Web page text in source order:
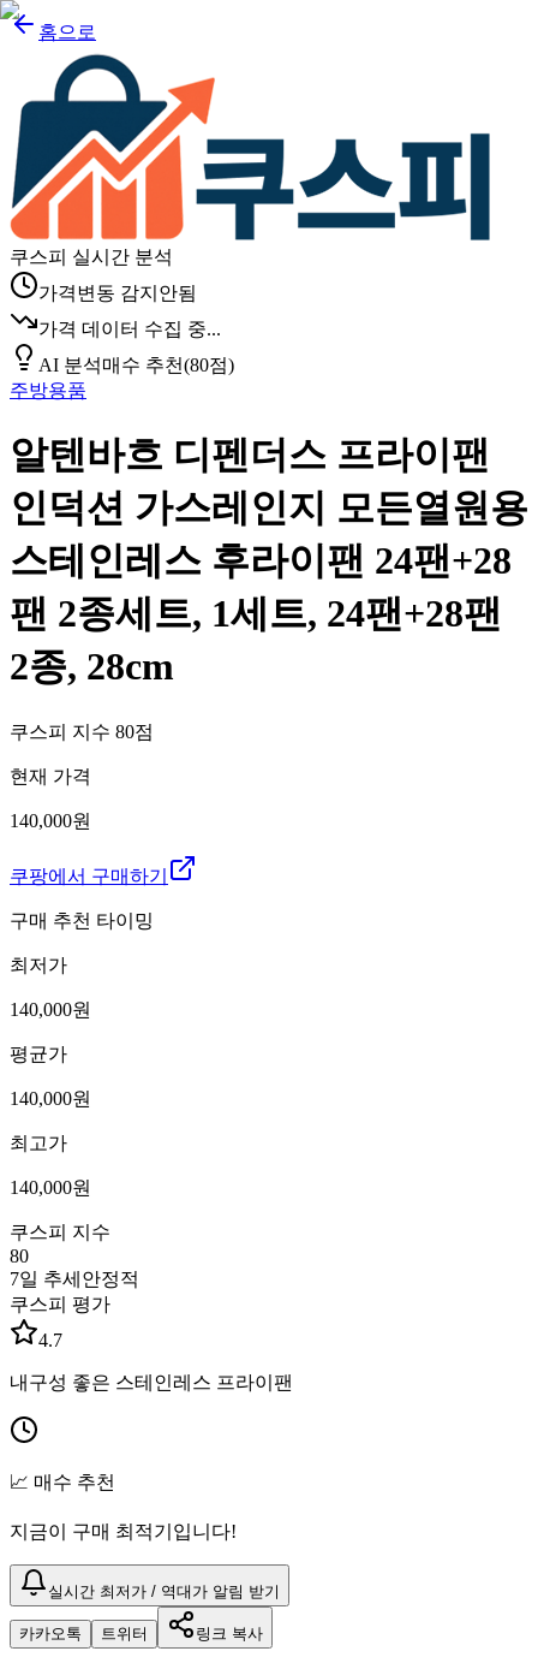
홈으로
쿠스피 실시간 분석
가격변동 감지안됨
가격 데이터 수집 중...
AI 분석매수 추천(80점)
주방용품
알텐바흐 디펜더스 프라이팬
인덕션 가스레인지 모든열원용
스테인레스 후라이팬 24팬+28
팬 2종세트, 1세트, 24팬+28팬
2종, 28cm
쿠스피 지수 80점
현재 가격
140,000원
쿠팡에서 구매하기
구매 추천 타이밍
최저가
140,000원
평균가
140,000원
최고가
140,000원
쿠스피 지수
80
7일 추세 안정적
쿠스피 평가
4.7
내구성 좋은 스테인레스 프라이팬
📈 매수 추천
지금이 구매 최적기입니다!
실시간 최저가 / 역대가 알림 받기
카카오톡 트위터 링크 복사